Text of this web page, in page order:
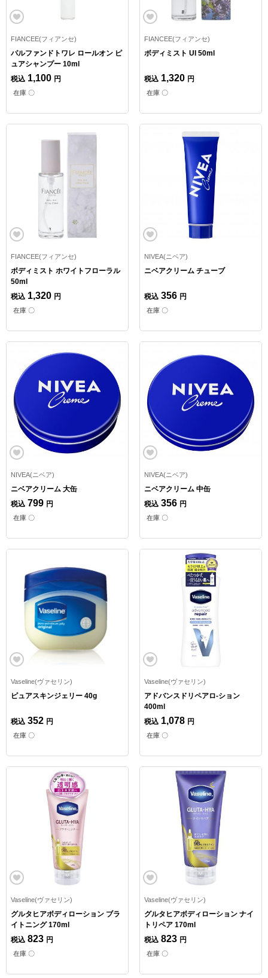
FIANCEE(フィアンセ)
パルファンドトワレ ロールオン ピ
ュアシャンプー 10ml
税込 1,100 円
在庫 〇
FIANCEE(フィアンセ)
ボディミスト UI 50ml
税込 1,320 円
在庫 〇
FIANCEE(フィアンセ)
ボディミスト ホワイトフローラル
50ml
税込 1,320 円
在庫 〇
NIVEA(ニベア)
ニベアクリーム チューブ
税込 356 円
在庫 〇
NIVEA(ニベア)
ニベアクリーム 大缶
税込 799 円
在庫 〇
NIVEA(ニベア)
ニベアクリーム 中缶
税込 356 円
在庫 〇
Vaseline(ヴァセリン)
ピュアスキンジェリー 40g
税込 352 円
在庫 〇
Vaseline(ヴァセリン)
アドバンスドリペアロ-ション
400ml
税込 1,078 円
在庫 〇
Vaseline(ヴァセリン)
グルタヒアボディローション ブラ
イトニング 170ml
税込 823 円
在庫 〇
Vaseline(ヴァセリン)
グルタヒアボディローション ナイ
トリペア 170ml
税込 823 円
在庫 〇